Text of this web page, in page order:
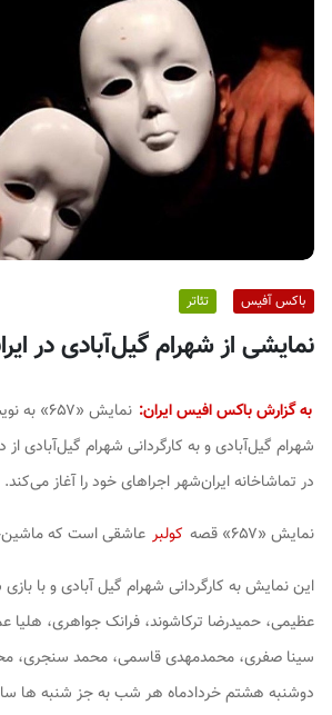
ف
ی
س
ا
ی
ر
باکس آفیس تئاتر
نمایشی از شهرام گیل‌آبادی در
به گزارش باکس افیس ایران:
نمایش
شهرام گیل‌آبادی و به کارگردانی شهرام گیل‌آبادی
در تماشاخانه‌ ایران‌شهر اجراهای خود را آغاز می‌کند.
نمایش «۶۵۷» قصه‌ کولبرعاشقی است که
این نمایش به کارگردانی شهرام گیل آبادی و با بازی
عظیمی، حمیدرضا ترکاشوند، فرانک جواهری، هلیا
سینا صفری، محمدمهدی قاسمی، محمد سنجری،